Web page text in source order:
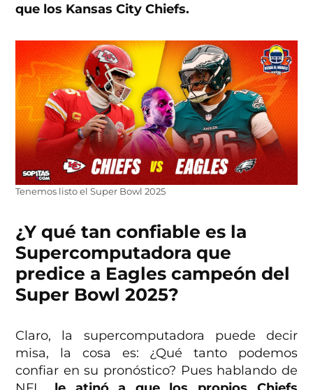
que los Kansas City Chiefs.
Tenemos listo el Super Bowl 2025
¿Y qué tan confiable es la
Supercomputadora que
predice a Eagles campeón del
Super Bowl 2025?
Claro, la supercomputadora puede decir
misa, la cosa es: ¿Qué tanto podemos
confiar en su pronóstico? Pues hablando de